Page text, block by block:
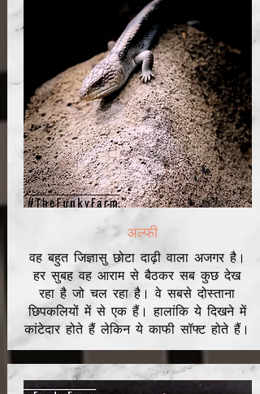
अल्फी
वह बहुत जिज्ञासु छोटा दाढ़ी वाला अजगर है।
हर सुबह वह आराम से बैठकर सब कुछ देख
रहा है जो चल रहा है। वे सबसे दोस्ताना
छिपकलियों में से एक हैं। हालांकि ये दिखने में
कांटेदार होते हैं लेकिन ये काफी सॉफ्ट होते हैं।